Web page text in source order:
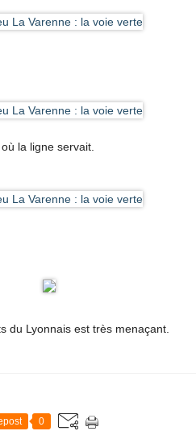
la ligne servait.
du Lyonnais est très menaçant.
0